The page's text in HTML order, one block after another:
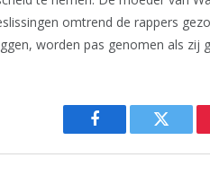
omtrend de rappers
worden pas genomen als zij
Facebook Twitter